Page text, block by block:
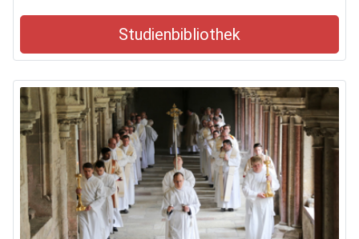
Studienbibliothek